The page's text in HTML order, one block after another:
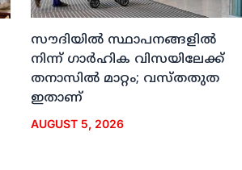
സൗദിയില്‍ സ്ഥാപനങ്ങളില്‍
നിന്ന് ഗാര്‍ഹിക വിസയിലേക്ക്
തനാസില്‍ മാറ്റം; വസ്തതുത
ഇതാണ്
AUGUST 5, 2026